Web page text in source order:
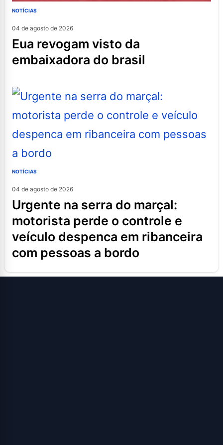
NOTÍCIAS
04 de agosto de 2026
eua revogam visto da
embaixadora do brasil
NOTÍCIAS
04 de agosto de 2026
urgente na serra do marçal:
motorista perde o controle e
veículo despenca em ribanceira
com pessoas a bordo